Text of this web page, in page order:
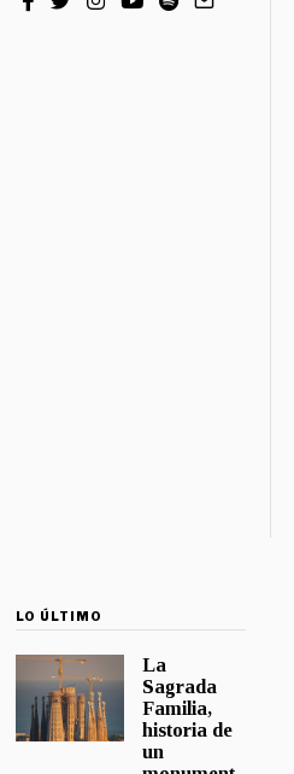
LO ÚLTIMO
La
Sagrada
Familia,
historia de
un